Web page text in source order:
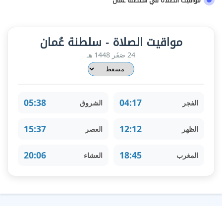
مواقيت الصلاة - سلطنة عُمان
24 صَفَر 1448 هـ
الفجر 04:17 الشروق 05:38
الظهر 12:12 العصر 15:37
المغرب 18:45 العشاء 20:06